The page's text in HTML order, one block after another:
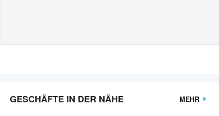
GESCHÄFTE IN DER NÄHE MEHR